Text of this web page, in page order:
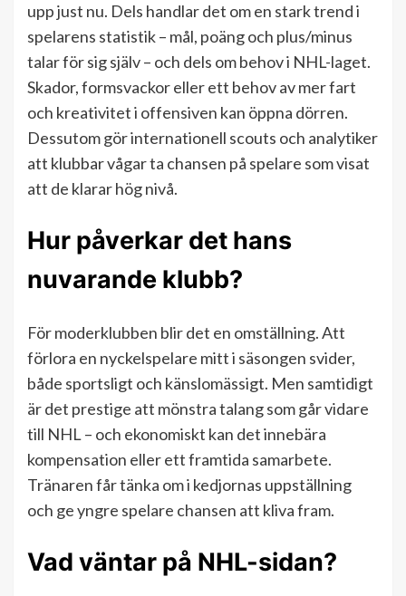
upp just nu. Dels handlar det om en stark trend i
spelarens statistik – mål, poäng och plus/minus
talar för sig själv – och dels om behov i NHL-laget.
Skador, formsvackor eller ett behov av mer fart
och kreativitet i offensiven kan öppna dörren.
Dessutom gör internationell scouts och analytiker
att klubbar vågar ta chansen på spelare som visat
att de klarar hög nivå.
Hur påverkar det hans
nuvarande klubb?
För moderklubben blir det en omställning. Att
förlora en nyckelspelare mitt i säsongen svider,
både sportsligt och känslomässigt. Men samtidigt
är det prestige att mönstra talang som går vidare
till NHL – och ekonomiskt kan det innebära
kompensation eller ett framtida samarbete.
Tränaren får tänka om i kedjornas uppställning
och ge yngre spelare chansen att kliva fram.
Vad väntar på NHL-sidan?